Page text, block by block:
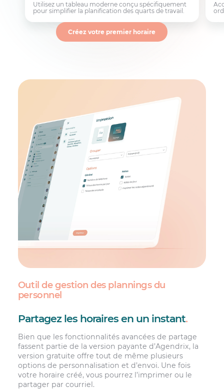
Utilisez un tableau moderne conçu spécifiquement
pour simplifier la planification des quarts de travail.
Créez votre premier horaire
Outil de gestion des plannings du
personnel
Partagez les horaires en un instant.
Bien que les fonctionnalités avancées de partage
fassent partie de la version payante d’Agendrix, la
version gratuite offre tout de même plusieurs
options de personnalisation et d’envoi. Une fois
votre horaire créé, vous pourrez l’imprimer ou le
partager par courriel.